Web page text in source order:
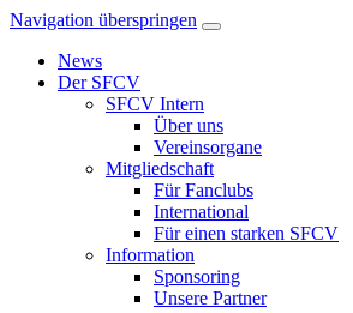
Navigation überspringen
News
Der SFCV
SFCV Intern
Über uns
Vereinsorgane
Mitgliedschaft
Für Fanclubs
International
Für einen starken SFCV
Information
Sponsoring
Unsere Partner